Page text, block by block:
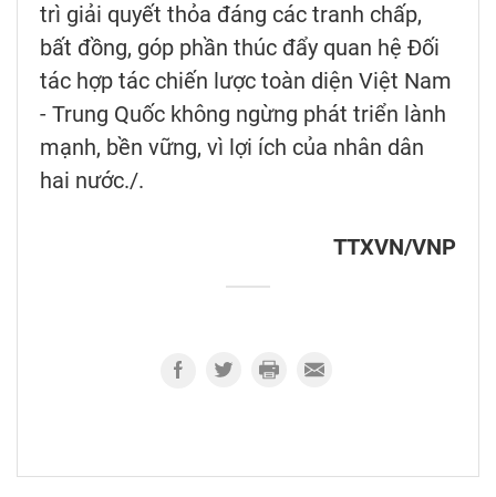
trì giải quyết thỏa đáng các tranh chấp,
bất đồng, góp phần thúc đẩy quan hệ Đối
tác hợp tác chiến lược toàn diện Việt Nam
- Trung Quốc không ngừng phát triển lành
mạnh, bền vững, vì lợi ích của nhân dân
hai nước./.
TTXVN/VNP